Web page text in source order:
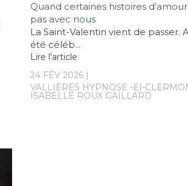
Quand certaines histoires
pas avec nous
La Saint-Valentin vient de passer.
été céléb...
Lire l'article
24 FÉV 2026
VALLIÈRES HYPNOSE -EI-
ISABELLE ROUX GAILLARD